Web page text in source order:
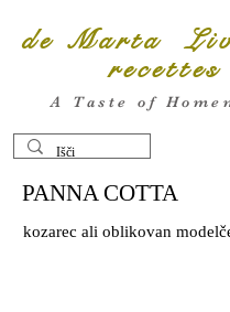
de Marta
recettes
A Taste of
PANNA COTTA
kozarec ali oblikovan